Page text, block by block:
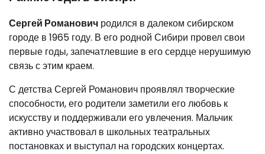
Сергей Романович родился в далеком сибирском
городе в 1965 году. В его родной Сибири провел свои
первые годы, запечатлевшие в его сердце нерушимую
связь с этим краем.
С детства Сергей Романович проявлял творческие
способности, его родители заметили его любовь к
искусству и поддерживали его увлечения. Мальчик
активно участвовал в школьных театральных
постановках и выступал на городских концертах.